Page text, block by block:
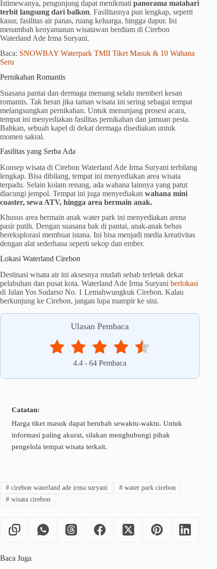
Istimewanya, pengunjung dapat menikmati panorama matahari
terbit langsung dari balkon. Fasilitasnya pun lengkap, seperti
kasur, fasilitas air panas, ruang keluarga, hingga dapur. Ini
menambah kenyamanan wisatawan berdiam di Cirebon
Waterland Ade Irma Suryani.
Baca: SNOWBAY Waterpark TMII Tiket Masuk & 10 Wahana
Seru
Pernikahan Romantis
Suasana pantai dan dermaga memang selalu memberi kesan
romantis. Tak heran jika taman wisata ini sering sebagai tempat
melangsungkan pernikahan. Untuk menunjang prosesi acara,
tempat ini menyediakan fasilitas pernikahan dan jamuan pesta.
Bahkan, sebuah kapel di dekat dermaga disediakan untuk
momen sakral.
Fasilitas yang Serba Ada
Konsep wisata di Cirebon Waterland Ade Irma Suryani terbilang
lengkap. Bisa dibilang, tempat ini menyediakan area wisata
terpadu. Selain kolam renang, ada wahana lainnya yang patut
diacungi jempol. Tempat ini juga menyediakan wahana mini
coaster, sewa ATV, hingga area bermain anak.
Khusus area bermain anak water park ini menyediakan arena
pasir putih. Dengan suasana bak di pantai, anak-anak bebas
bereksplorasi membuat istana. Ini bisa menjadi media kreativitas
dengan alat sederhana seperti sekop dan ember.
Lokasi Waterland Cirebon
Destinasi wisata air ini aksesnya mudah sebab terletak dekat
pelabuhan dan pusat kota. Waterland Ade Irma Suryani berlokasi
di Jalan Yos Sudarso No. 1 Lemahwungkuk Cirebon. Kalau
berkunjung ke Cirebon, jangan lupa mampir ke sini.
Ulasan Pembaca
4.4 -64 Pembaca
Catatan:
Harga tiket masuk dapat berubah sewaktu-waktu. Untuk
informasi paling akurat, silakan menghubungi pihak
pengelola tempat wisata terkait.
#cirebon waterland ade irma suryani #water park cirebon
#wisata cirebon
Baca Juga